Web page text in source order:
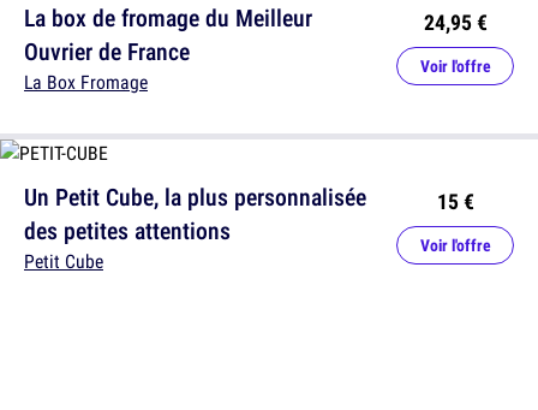
Un Petit Cube, la plus personnalisée
des petites attentions
Petit Cube
15 €
Voir l'offre
La box de fromage du Meilleur
Ouvrier de France
La Box Fromage
24,95 €
Voir l'offre